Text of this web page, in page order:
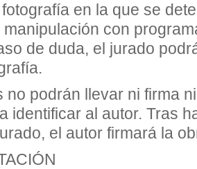
en la que se
manipulación con
de duda, el jurado
no podrán llevar ni firma
identificar al autor. Tras
el autor firmará la